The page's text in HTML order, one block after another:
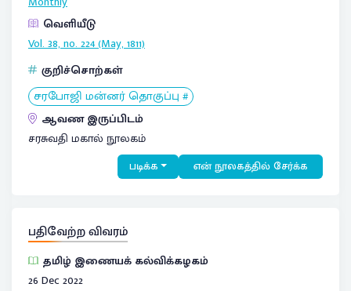
வெளியீடு
Vol. 38, no. 224 (May, 1811)
குறிச்சொற்கள்
சரபோஜி மன்னர் தொகுப்பு #
ஆவண இருப்பிடம்
சரசுவதி மகால் நூலகம்
படிக்க என் நூலகத்தில் சேர்க்க
பதிவேற்ற விவரம்
தமிழ் இணையக் கல்விக்கழகம்
26 Dec 2022